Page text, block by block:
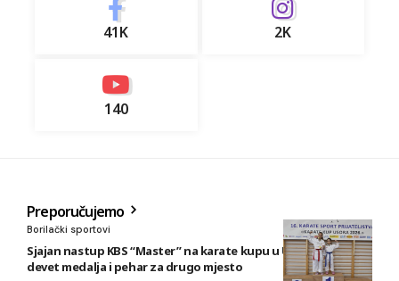
41K 2K
140
Preporučujemo
Borilački sportovi
Sjajan nastup KBS “Master” na karate kupu u Usori: Osvojeno
devet medalja i pehar za drugo mjesto